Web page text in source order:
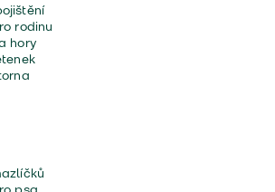
rodinu
hory